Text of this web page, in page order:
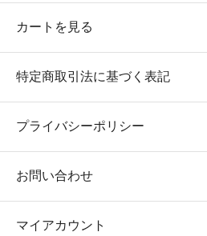
カートを見る
特定商取引法に基づく表記
プライバシーポリシー
お問い合わせ
マイアカウント